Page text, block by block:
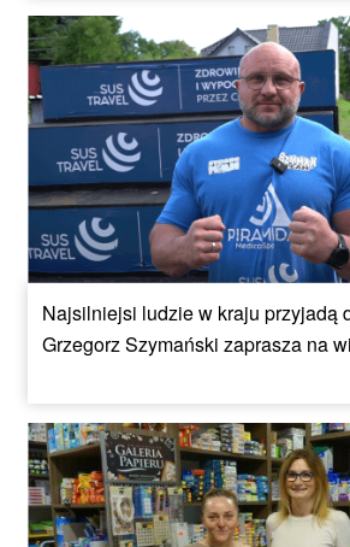
Najsilniejsi ludzie w kraju przyjadą
Grzegorz Szymański zaprasza na